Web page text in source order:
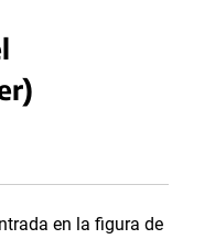
en la figura de